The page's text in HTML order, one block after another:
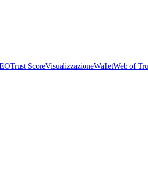
Trust ScoreVisualizzazioneWalletWeb of